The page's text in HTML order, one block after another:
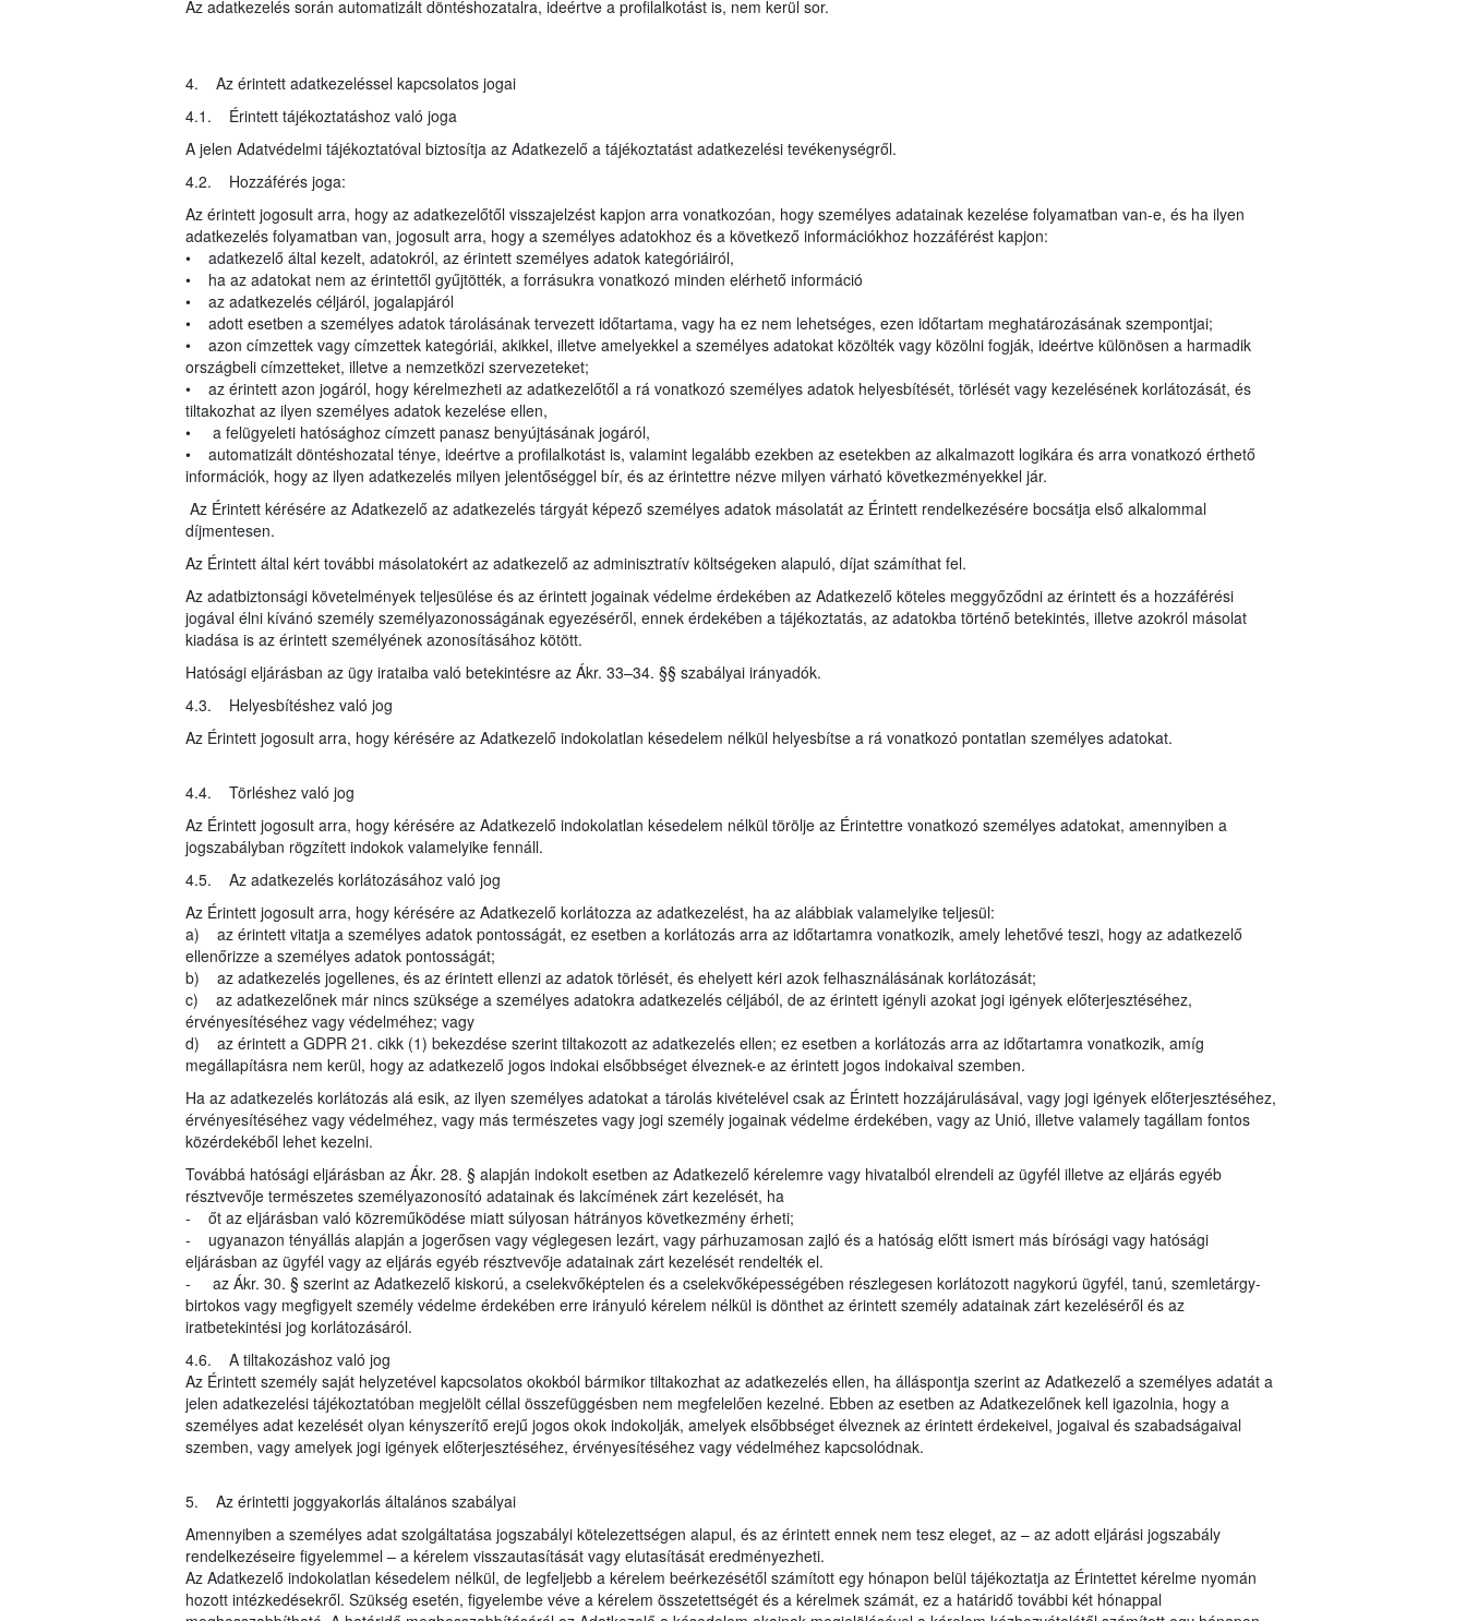
Az adatkezelés során automatizált döntéshozatalra, ideértve a profilalkotást is, nem kerül sor.
4. Az érintett adatkezeléssel kapcsolatos jogai
4.1. Érintett tájékoztatáshoz való joga
A jelen Adatvédelmi tájékoztatóval biztosítja az Adatkezelő a tájékoztatást adatkezelési tevékenységről.
4.2. Hozzáférés joga:
Az érintett jogosult arra, hogy az adatkezelőtől visszajelzést kapjon arra vonatkozóan, hogy személyes adatainak kezelése folyamatban van-e, és ha ilyen
adatkezelés folyamatban van, jogosult arra, hogy a személyes adatokhoz és a következő információkhoz hozzáférést kapjon:
• adatkezelő által kezelt, adatokról, az érintett személyes adatok kategóriáiról,
• ha az adatokat nem az érintettől gyűjtötték, a forrásukra vonatkozó minden elérhető információ
• az adatkezelés céljáról, jogalapjáról
• adott esetben a személyes adatok tárolásának tervezett időtartama, vagy ha ez nem lehetséges, ezen időtartam meghatározásának szempontjai;
• azon címzettek vagy címzettek kategóriái, akikkel, illetve amelyekkel a személyes adatokat közölték vagy közölni fogják, ideértve különösen a harmadik
országbeli címzetteket, illetve a nemzetközi szervezeteket;
• az érintett azon jogáról, hogy kérelmezheti az adatkezelőtől a rá vonatkozó személyes adatok helyesbítését, törlését vagy kezelésének korlátozását, és
tiltakozhat az ilyen személyes adatok kezelése ellen,
• a felügyeleti hatósághoz címzett panasz benyújtásának jogáról,
• automatizált döntéshozatal ténye, ideértve a profilalkotást is, valamint legalább ezekben az esetekben az alkalmazott logikára és arra vonatkozó érthető
információk, hogy az ilyen adatkezelés milyen jelentőséggel bír, és az érintettre nézve milyen várható következményekkel jár.
Az Érintett kérésére az Adatkezelő az adatkezelés tárgyát képező személyes adatok másolatát az Érintett rendelkezésére bocsátja első alkalommal
díjmentesen.
Az Érintett által kért további másolatokért az adatkezelő az adminisztratív költségeken alapuló, díjat számíthat fel.
Az adatbiztonsági követelmények teljesülése és az érintett jogainak védelme érdekében az Adatkezelő köteles meggyőződni az érintett és a hozzáférési
jogával élni kívánó személy személyazonosságának egyezéséről, ennek érdekében a tájékoztatás, az adatokba történő betekintés, illetve azokról másolat
kiadása is az érintett személyének azonosításához kötött.
Hatósági eljárásban az ügy irataiba való betekintésre az Ákr. 33–34. §§ szabályai irányadók.
4.3. Helyesbítéshez való jog
Az Érintett jogosult arra, hogy kérésére az Adatkezelő indokolatlan késedelem nélkül helyesbítse a rá vonatkozó pontatlan személyes adatokat.
4.4. Törléshez való jog
Az Érintett jogosult arra, hogy kérésére az Adatkezelő indokolatlan késedelem nélkül törölje az Érintettre vonatkozó személyes adatokat, amennyiben a
jogszabályban rögzített indokok valamelyike fennáll.
4.5. Az adatkezelés korlátozásához való jog
Az Érintett jogosult arra, hogy kérésére az Adatkezelő korlátozza az adatkezelést, ha az alábbiak valamelyike teljesül:
a) az érintett vitatja a személyes adatok pontosságát, ez esetben a korlátozás arra az időtartamra vonatkozik, amely lehetővé teszi, hogy az adatkezelő
ellenőrizze a személyes adatok pontosságát;
b) az adatkezelés jogellenes, és az érintett ellenzi az adatok törlését, és ehelyett kéri azok felhasználásának korlátozását;
c) az adatkezelőnek már nincs szüksége a személyes adatokra adatkezelés céljából, de az érintett igényli azokat jogi igények előterjesztéséhez,
érvényesítéséhez vagy védelméhez; vagy
d) az érintett a GDPR 21. cikk (1) bekezdése szerint tiltakozott az adatkezelés ellen; ez esetben a korlátozás arra az időtartamra vonatkozik, amíg
megállapításra nem kerül, hogy az adatkezelő jogos indokai elsőbbséget élveznek-e az érintett jogos indokaival szemben.
Ha az adatkezelés korlátozás alá esik, az ilyen személyes adatokat a tárolás kivételével csak az Érintett hozzájárulásával, vagy jogi igények előterjesztéséhez,
érvényesítéséhez vagy védelméhez, vagy más természetes vagy jogi személy jogainak védelme érdekében, vagy az Unió, illetve valamely tagállam fontos
közérdekéből lehet kezelni.
Továbbá hatósági eljárásban az Ákr. 28. § alapján indokolt esetben az Adatkezelő kérelemre vagy hivatalból elrendeli az ügyfél illetve az eljárás egyéb
résztvevője természetes személyazonosító adatainak és lakcímének zárt kezelését, ha
- őt az eljárásban való közreműködése miatt súlyosan hátrányos következmény érheti;
- ugyanazon tényállás alapján a jogerősen vagy véglegesen lezárt, vagy párhuzamosan zajló és a hatóság előtt ismert más bírósági vagy hatósági
eljárásban az ügyfél vagy az eljárás egyéb résztvevője adatainak zárt kezelését rendelték el.
- az Ákr. 30. § szerint az Adatkezelő kiskorú, a cselekvőképtelen és a cselekvőképességében részlegesen korlátozott nagykorú ügyfél, tanú, szemletárgy-
birtokos vagy megfigyelt személy védelme érdekében erre irányuló kérelem nélkül is dönthet az érintett személy adatainak zárt kezeléséről és az
iratbetekintési jog korlátozásáról.
4.6. A tiltakozáshoz való jog
Az Érintett személy saját helyzetével kapcsolatos okokból bármikor tiltakozhat az adatkezelés ellen, ha álláspontja szerint az Adatkezelő a személyes adatát a
jelen adatkezelési tájékoztatóban megjelölt céllal összefüggésben nem megfelelően kezelné. Ebben az esetben az Adatkezelőnek kell igazolnia, hogy a
személyes adat kezelését olyan kényszerítő erejű jogos okok indokolják, amelyek elsőbbséget élveznek az érintett érdekeivel, jogaival és szabadságaival
szemben, vagy amelyek jogi igények előterjesztéséhez, érvényesítéséhez vagy védelméhez kapcsolódnak.
5. Az érintetti joggyakorlás általános szabályai
Amennyiben a személyes adat szolgáltatása jogszabályi kötelezettségen alapul, és az érintett ennek nem tesz eleget, az – az adott eljárási jogszabály
rendelkezéseire figyelemmel – a kérelem visszautasítását vagy elutasítását eredményezheti.
Az Adatkezelő indokolatlan késedelem nélkül, de legfeljebb a kérelem beérkezésétől számított egy hónapon belül tájékoztatja az Érintettet kérelme nyomán
hozott intézkedésekről. Szükség esetén, figyelembe véve a kérelem összetettségét és a kérelmek számát, ez a határidő további két hónappal